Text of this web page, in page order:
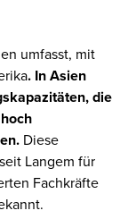
umfasst, mit
. In Asien
die
Diese
Langem für
Fachkräfte